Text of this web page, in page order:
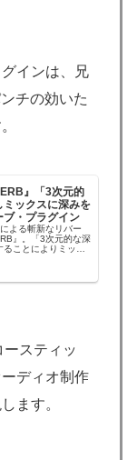
インは、兄
チの効いた
』「3次元的
ックスに深みを
ブ・プラグイン
よる斬新なリバー
』。「3次元的な深
ことによりミック
、ドイツの大手音響
スティッ
ディオ制作
ます。